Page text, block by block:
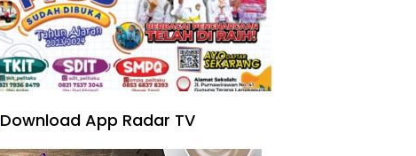
Download App Radar TV